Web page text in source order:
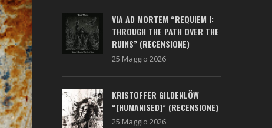
VIA AD MORTEM “REQUIEM I:
THROUGH THE PATH OVER THE
RUINS” (RECENSIONE)
25 Maggio 2026
KRISTOFFER GILDENLÖW
“[HUMANISED]” (RECENSIONE)
25 Maggio 2026